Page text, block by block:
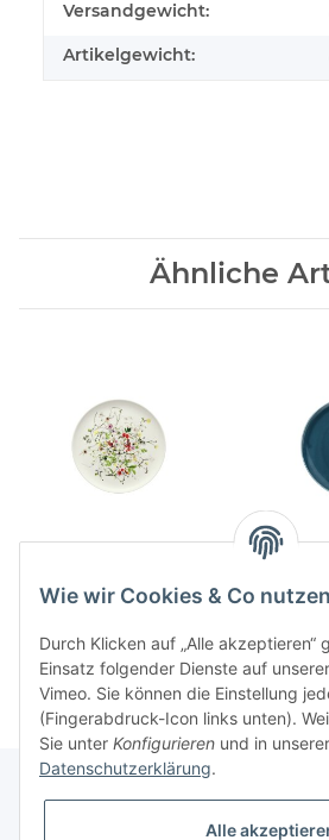
Versandgewicht:
Artikelgewicht:
Ähnliche
Brotteller 18 cm
25,00 CHF*
Junto
Wie wir Cookies & Co nutzen
Durch Klicken auf „Alle akzeptieren“
Einsatz folgender Dienste auf
Vimeo. Sie können die Einstellung
(Fingerabdruck-Icon links unten).
Sie unter Konfigurieren und in unserer
Datenschutzerklärung.
Alle